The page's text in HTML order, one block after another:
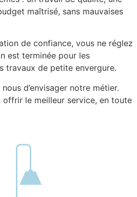
maîtrisé, sans mauvaises
de confiance, vous ne réglez
est terminée pour les
travaux de petite envergure.
d’envisager notre métier.
le meilleur service, en toute